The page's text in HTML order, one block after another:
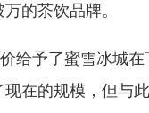
的茶饮品牌。
给予了蜜雪冰城
在的规模，但与